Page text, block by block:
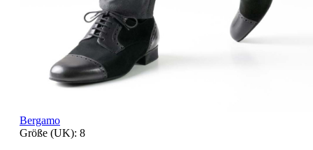
Bergamo
Größe (UK): 8